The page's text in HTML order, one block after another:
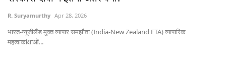
R. Suryamurthy Apr 28, 2026
भारत-न्यूजीलैंड मुक्त व्यापार समझौता (India-New Zealand FTA) व्यापारिक
महत्वाकांक्षाओं...